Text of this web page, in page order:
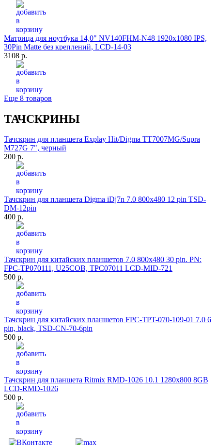
Матрица для ноутбука 14,0" NV140FHM-N48 1920x1080 IPS,
30Pin Matte без креплений, LCD-14-03
3108 р.
Еще 8 товаров
ТАЧСКРИНЫ
Тачскрин для планшета Explay Hit/Digma TT7007MG/Supra
M727G 7", черный
200 р.
Тачскрин для планшета Digma iDj7n 7.0 800x480 12 pin TSD-
DM-12pin
400 р.
Тачскрин для китайских планшетов 7.0 800x480 30 pin. PN:
FPC-TP070111, U25COB, TPC07011 LCD-MID-721
500 р.
Тачскрин для китайских планшетов FPC-TPT-070-109-01 7.0 6
pin, black, TSD-CN-70-6pin
500 р.
Тачскрин для планшета Ritmix RMD-1026 10.1 1280x800 8GB
LCD-RMD-1026
500 р.